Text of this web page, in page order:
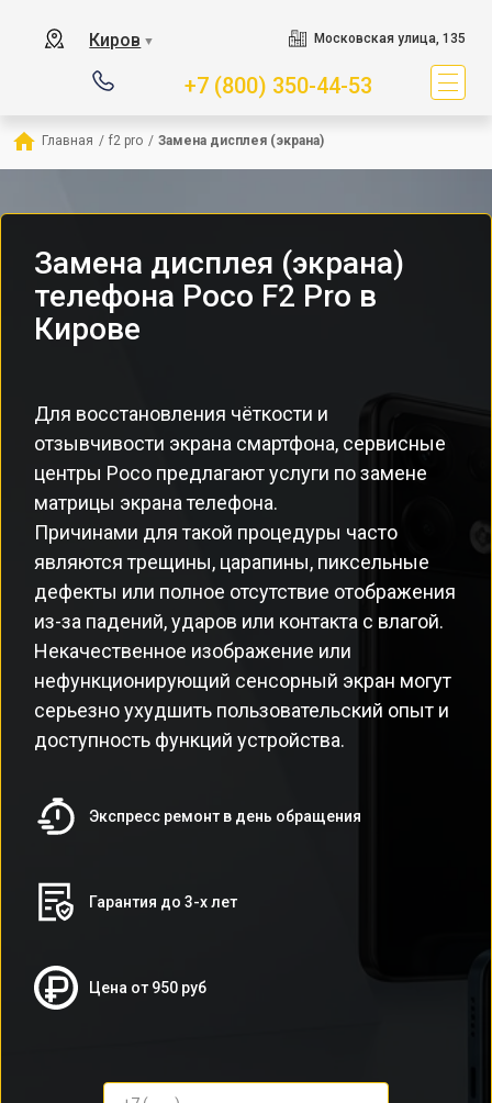
Киров ▼ Московская улица, 135
+7 (800) 350-44-53
Главная / f2 pro / Замена дисплея (экрана)
Замена дисплея (экрана)
телефона Poco F2 Pro в
Кирове
Для восстановления чёткости и
отзывчивости экрана смартфона, сервисные
центры Poco предлагают услуги по замене
матрицы экрана телефона.
Причинами для такой процедуры часто
являются трещины, царапины, пиксельные
дефекты или полное отсутствие отображения
из-за падений, ударов или контакта с влагой.
Некачественное изображение или
нефункционирующий сенсорный экран могут
серьезно ухудшить пользовательский опыт и
доступность функций устройства.
Экспресс ремонт в день обращения
Гарантия до 3-х лет
Цена от 950 руб